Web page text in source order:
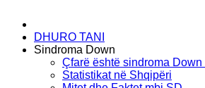
DHURO TANI
Sindroma Down
Çfarë është sindroma Down
Statistikat në Shqipëri